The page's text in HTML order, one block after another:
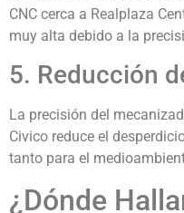
CNC cerca a Realplaza
muy alta debido a la
5. Reducción
La precisión del
Civico reduce el
tanto para el
¿Dónde